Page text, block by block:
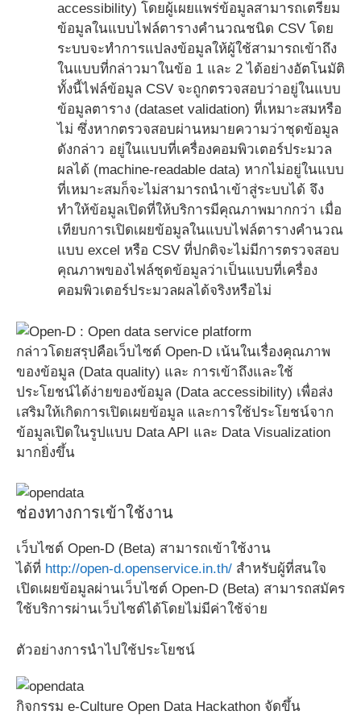
accessibility) โดยผู้เผยแพร่ข้อมูลสามารถเตรียม
ข้อมูลในแบบไฟล์ตารางคำนวณชนิด CSV โดย
ระบบจะทำการแปลงข้อมูลให้ผู้ใช้สามารถเข้าถึง
ในแบบที่กล่าวมาในข้อ 1 และ 2 ได้อย่างอัตโนมัติ
ทั้งนี้ไฟล์ข้อมูล CSV จะถูกตรวจสอบว่าอยู่ในแบบ
ข้อมูลตาราง (dataset validation) ที่เหมาะสมหรือ
ไม่ ซึ่งหากตรวจสอบผ่านหมายความว่าชุดข้อมูล
ดังกล่าว อยู่ในแบบที่เครื่องคอมพิวเตอร์ประมวล
ผลได้ (machine-readable data) หากไม่อยู่ในแบบ
ที่เหมาะสมก็จะไม่สามารถนำเข้าสู่ระบบได้ จึง
ทำให้ข้อมูลเปิดที่ให้บริการมีคุณภาพมากกว่า เมื่อ
เทียบการเปิดเผยข้อมูลในแบบไฟล์ตารางคำนวณ
แบบ excel หรือ CSV ที่ปกติจะไม่มีการตรวจสอบ
คุณภาพของไฟล์ชุดข้อมูลว่าเป็นแบบที่เครื่อง
คอมพิวเตอร์ประมวลผลได้จริงหรือไม่
กล่าวโดยสรุปคือเว็บไซต์ Open-D เน้นในเรื่องคุณภาพ
ของข้อมูล (Data quality) และ การเข้าถึงและใช้
ประโยชน์ได้ง่ายของข้อมูล (Data accessibility) เพื่อส่ง
เสริมให้เกิดการเปิดเผยข้อมูล และการใช้ประโยชน์จาก
ข้อมูลเปิดในรูปแบบ Data API และ Data Visualization
มากยิ่งขึ้น
ช่องทางการเข้าใช้งาน
เว็บไซต์ Open-D (Beta) สามารถเข้าใช้งาน
ได้ที่ http://open-d.openservice.in.th/ สำหรับผู้ที่สนใจ
เปิดเผยข้อมูลผ่านเว็บไซต์ Open-D (Beta) สามารถสมัคร
ใช้บริการผ่านเว็บไซต์ได้โดยไม่มีค่าใช้จ่าย
ตัวอย่างการนำไปใช้ประโยชน์
กิจกรรม e-Culture Open Data Hackathon จัดขึ้น